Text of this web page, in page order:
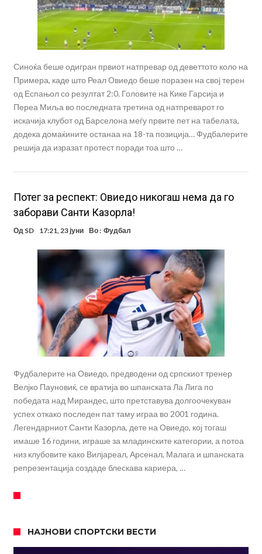
Синоќа беше одигран првиот натпревар од деветтото коло на
Примера, каде што Реал Овиедо беше поразен на свој терен
од Еспањол со резултат 2:0. Головите на Кике Гарсија и
Переа Миља во последната третина од натпреварот го
искачија клубот од Барселона меѓу првите пет на табелата,
додека домаќините останаа на 18-та позиција… Фудбалерите
решија да изразат протест поради тоа што …
Потег за респект: Овиедо никогаш нема да го
заборави Санти Казорла!
Од SD 17:21, 23 јуни Во : Фудбал
Фудбалерите на Овиедо, предводени од српскиот тренер
Велјко Пауновиќ, се вратија во шпанската Ла Лига по
победата над Мирандес, што претставува долгоочекуван
успех откако последен пат таму играа во 2001 година.
Легендарниот Санти Казорла, дете на Овиедо, кој тогаш
имаше 16 години, играше за младинските категории, а потоа
низ клубовите како Вилјареал, Арсенал, Малага и шпанската
репрезентација создаде блескава кариера, …
НАЈНОВИ СПОРТСКИ ВЕСТИ